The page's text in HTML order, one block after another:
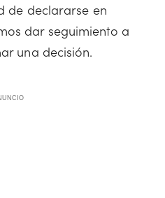
de declararse en
dar seguimiento a
una decisión.